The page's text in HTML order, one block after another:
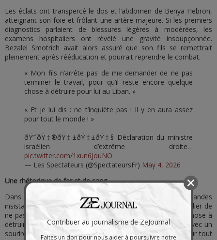
Les éclats ont transpercé le dos et l’abdomen de Benya Hebron,
atteignant son foie et frôlant une artère majeure. Si les premiers
diagnostics parlaient de blessures légères à modérées, les
examens hospitaliers ont révélé une gravité insoupçonnée.
Bezalel Smotrich avait alors assuré que son fils se remettrait
pleinement après rééducation et pourrait reprendre le combat.
« Mon fils n’arrête pas de me demander de ne pas
terminer le travail, pour qu’il reste encore quelque
chose à détruire pour lui au Liban. »
« Et je lui dis : ne t’inquiète pas ! Il y en aura assez
pour tout le monde ! »
ðŸ”´ðŸ‡®ðŸ‡±ðŸ‡±ðŸ‡§ Déclaration du ministre
israélien d’extrême droite…
pic.twitter.com/1xun6JouNO
— Les Spectateurs (@SpectateursFr) May 4, 2026
Une rhétorique de fer et de sang
Dans cette même interview, le ministre a rapporté les demandes
insistantes de son fils : « Mon fils n’arrête pas de me supplier de
ne pas en finir trop vite, pour qu’il reste encore quelque chose à
détruire pour lui au Liban. » À quoi Smotrich a répondu, avec un
sourire en coin : « Ne t’inquiète pas ! Il y en aura assez pour tout
Contribuer au journalisme de ZeJournal
Faites un don pour nous aider à poursuivre notre